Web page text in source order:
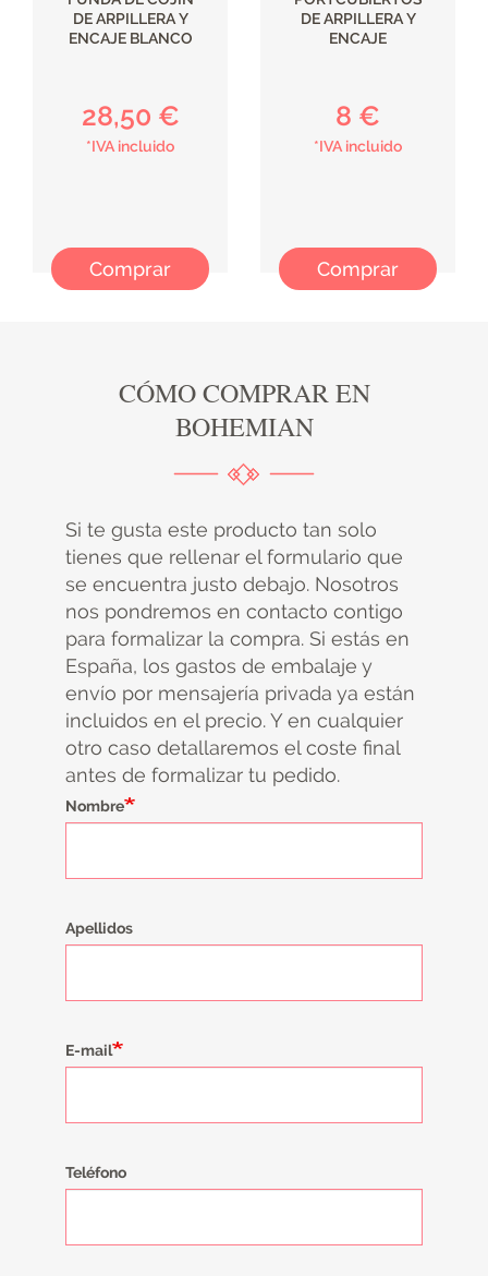
DE ARPILLERA Y
ENCAJE BLANCO
28,50 €
*IVA incluido
Comprar
DE ARPILLERA Y
ENCAJE
8 €
*IVA incluido
Comprar
CÓMO COMPRAR EN
BOHEMIAN
Si te gusta este producto tan solo
tienes que rellenar el formulario que
se encuentra justo debajo. Nosotros
nos pondremos en contacto contigo
para formalizar la compra. Si estás en
España, los gastos de embalaje y
envío por mensajería privada ya están
incluidos en el precio. Y en cualquier
otro caso detallaremos el coste final
antes de formalizar tu pedido.
Nombre
Apellidos
E-mail
Teléfono